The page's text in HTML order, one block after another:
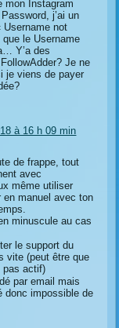
mon Instagram
j’ai un
Username not
que le Username
Y’a des
Je ne
je viens de payer
à 16 h 09 min
de frappe, tout
avec
même utiliser
en manuel avec ton
minuscule au cas
le support du
vite (peut être que
pas actif)
par email mais
donc impossible de